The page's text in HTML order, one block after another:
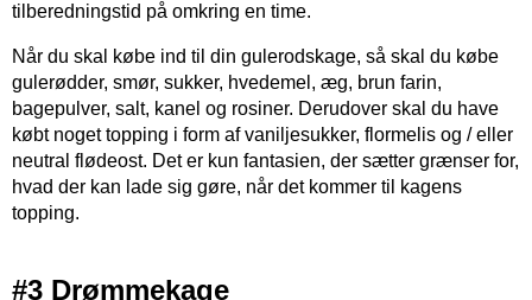
tilberedningstid på omkring en time.
Når du skal købe ind til din gulerodskage, så skal du købe
gulerødder, smør, sukker, hvedemel, æg, brun farin,
bagepulver, salt, kanel og rosiner. Derudover skal du have
købt noget topping i form af vaniljesukker, flormelis og / eller
neutral flødeost. Det er kun fantasien, der sætter grænser for,
hvad der kan lade sig gøre, når det kommer til kagens
topping.
#3 Drømmekage